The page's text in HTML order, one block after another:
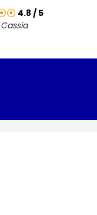
4.8 / 5